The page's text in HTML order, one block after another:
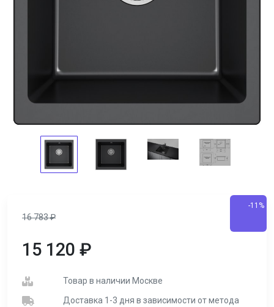
16 783₽
-11%
15 120 ₽
Товар в наличии Москве
Доставка 1-3 дня в зависимости от метода